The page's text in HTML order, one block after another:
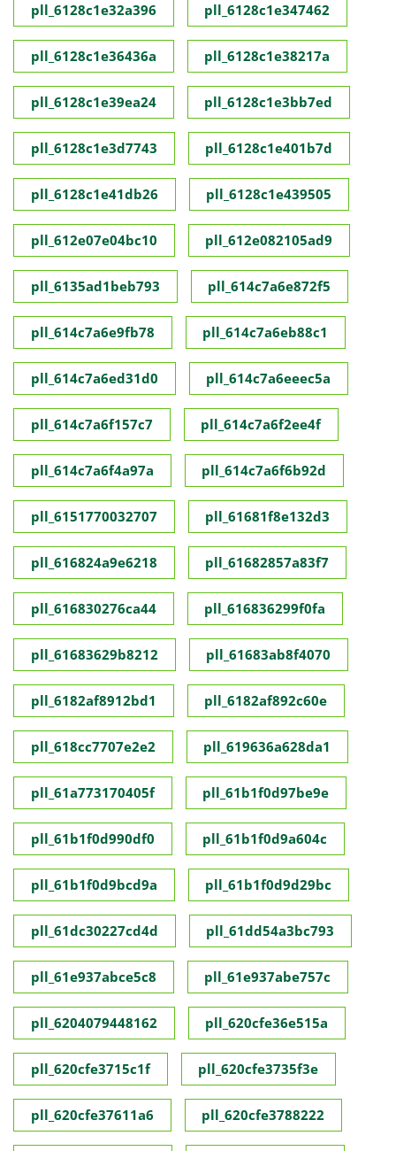
pll_6128c1e32a396 pll_6128c1e347462
pll_6128c1e36436a pll_6128c1e38217a
pll_6128c1e39ea24 pll_6128c1e3bb7ed
pll_6128c1e3d7743 pll_6128c1e401b7d
pll_6128c1e41db26 pll_6128c1e439505
pll_612e07e04bc10 pll_612e082105ad9
pll_6135ad1beb793 pll_614c7a6e872f5
pll_614c7a6e9fb78 pll_614c7a6eb88c1
pll_614c7a6ed31d0 pll_614c7a6eeec5a
pll_614c7a6f157c7 pll_614c7a6f2ee4f
pll_614c7a6f4a97a pll_614c7a6f6b92d
pll_6151770032707 pll_61681f8e132d3
pll_616824a9e6218 pll_61682857a83f7
pll_616830276ca44 pll_616836299f0fa
pll_61683629b8212 pll_61683ab8f4070
pll_6182af8912bd1 pll_6182af892c60e
pll_618cc7707e2e2 pll_619636a628da1
pll_61a773170405f pll_61b1f0d97be9e
pll_61b1f0d990df0 pll_61b1f0d9a604c
pll_61b1f0d9bcd9a pll_61b1f0d9d29bc
pll_61dc30227cd4d pll_61dd54a3bc793
pll_61e937abce5c8 pll_61e937abe757c
pll_6204079448162 pll_620cfe36e515a
pll_620cfe3715c1f pll_620cfe3735f3e
pll_620cfe37611a6 pll_620cfe3788222